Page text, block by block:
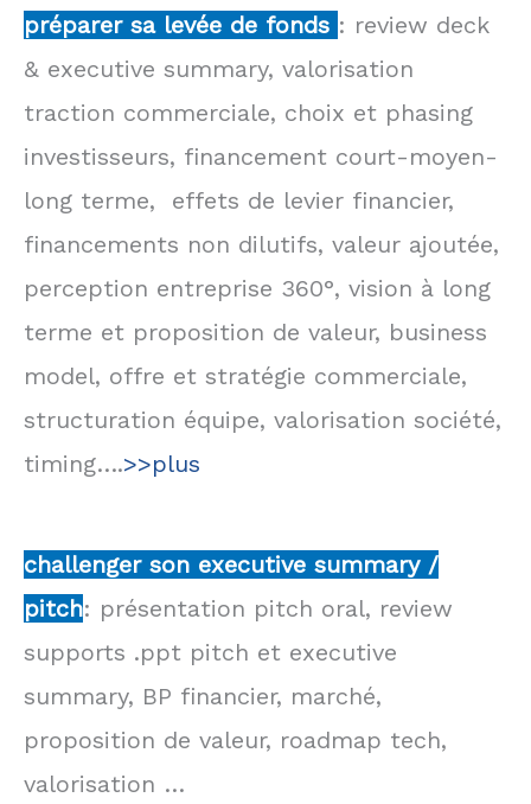
préparer sa levée de fonds : review deck
& executive summary, valorisation
traction commerciale, choix et phasing
investisseurs, financement court-moyen-
long terme, effets de levier financier,
financements non dilutifs, valeur ajoutée,
perception entreprise 360°, vision à long
terme et proposition de valeur, business
model, offre et stratégie commerciale,
structuration équipe, valorisation société,
timing….>>plus
challenger son executive summary /
pitch: présentation pitch oral, review
supports .ppt pitch et executive
summary, BP financier, marché,
proposition de valeur, roadmap tech,
valorisation …